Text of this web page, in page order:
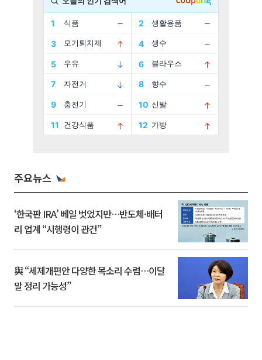
주요뉴스
‘한국판 IRA’ 베일 벗었지만…반도체·배터
리 업계 “시행령이 관건”
與 “세제개편안 다양한 목소리 수렴…이달
말 정리 가능성”